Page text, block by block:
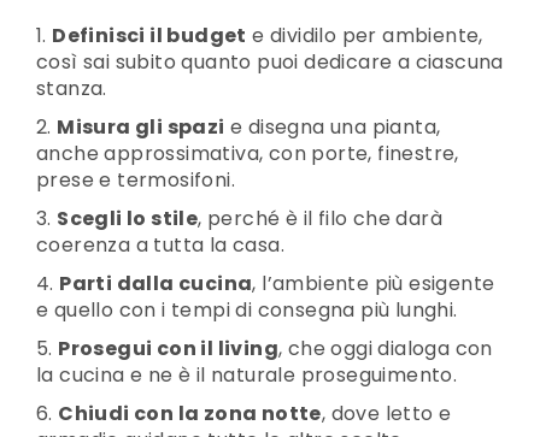
Definisci il budget e dividilo per ambiente,
così sai subito quanto puoi dedicare a ciascuna
stanza.
Misura gli spazi e disegna una pianta,
anche approssimativa, con porte, finestre,
prese e termosifoni.
Scegli lo stile, perché è il filo che darà
coerenza a tutta la casa.
Parti dalla cucina, l’ambiente più esigente
e quello con i tempi di consegna più lunghi.
Prosegui con il living, che oggi dialoga con
la cucina e ne è il naturale proseguimento.
Chiudi con la zona notte, dove letto e